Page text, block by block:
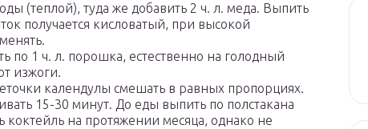
(теплой), туда же добавить 2 ч. л. меда. Выпить
получается кисловатый, при высокой
по 1 ч. л. порошка, естественно на голодный
изжоги.
календулы смешать в равных пропорциях.
15-30 минут. До еды выпить по полстакана
на протяжении месяца, однако не